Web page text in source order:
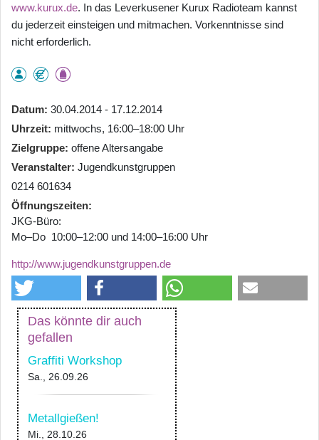
www.kurux.de. In das Leverkusener Kurux Radioteam kannst
du jederzeit einsteigen und mitmachen. Vorkenntnisse sind
nicht erforderlich.
Datum 30.04.2014 - 17.12.2014
Uhrzeit mittwochs, 16:00–18:00 Uhr
Zielgruppe offene Altersangabe
Veranstalter Jugendkunstgruppen
0214 601634
Öffnungszeiten
JKG-Büro:
Mo–Do 10:00–12:00 und 14:00–16:00 Uhr
http://www.jugendkunstgruppen.de
Das könnte dir auch
gefallen
Graffiti Workshop
Sa., 26.09.26
Metallgießen!
Mi., 28.10.26